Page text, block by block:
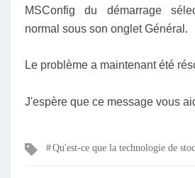
MSConfig du démarrage
normal sous son onglet Général.
Le problème a maintenant été
J'espère que ce message vous
MotsQu'est-ce que la technologie de